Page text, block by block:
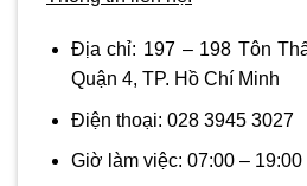
Địa chỉ: 197 – 198 Tôn
Quận 4, TP. Hồ Chí Minh
Điện thoại: 028 3945 3027
Giờ làm việc: 07:00 – 19:00